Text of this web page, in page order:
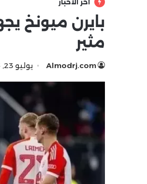
أخر الأخبار
بايرن ميونخ
مثير
Almodrj.com يوليو 23, 2025